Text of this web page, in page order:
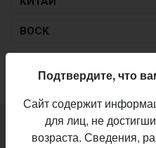
BOCK
Не нашли ваш бар
Подтвердите, что
Сайт содержит
для лиц, не
возраста. Сведения,